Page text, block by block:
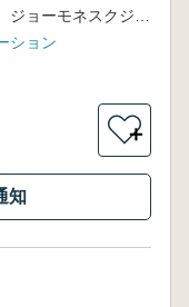
ション
＋
知